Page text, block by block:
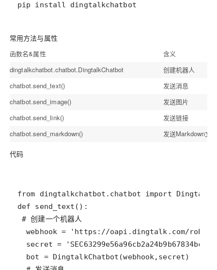
pip install dingtalkchatbot
常用方法与属性
函数名&属性
含义
dingtalkchatbot.chatbot.DingtalkChatbot
创建机器人
chatbot.send_text()
发送消息
chatbot.send_image()
发送图片
chatbot.send_link()
发送链接
chatbot.send_markdown()
发送Markdown文
代码